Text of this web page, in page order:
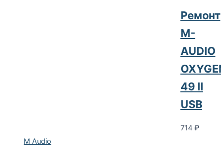
M Audio
Ремонт
M-
AUDIO
49 II
USB
714 ₽